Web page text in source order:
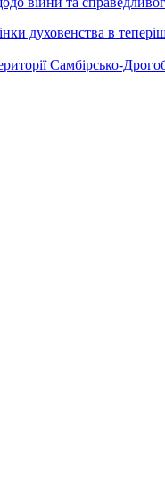
духовенства в
Самбірсько-